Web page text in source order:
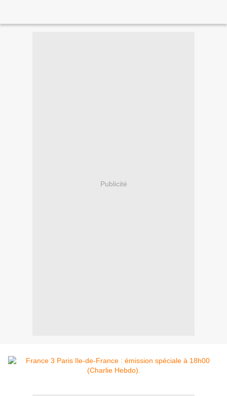
Publicité